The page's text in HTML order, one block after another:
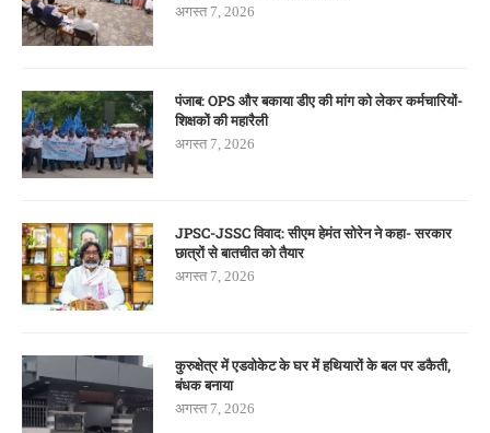
अगस्त 7, 2026
पंजाब: OPS और बकाया डीए की मांग को लेकर कर्मचारियों-
शिक्षकों की महारैली
अगस्त 7, 2026
JPSC-JSSC विवाद: सीएम हेमंत सोरेन ने कहा- सरकार
छात्रों से बातचीत को तैयार
अगस्त 7, 2026
कुरुक्षेत्र में एडवोकेट के घर में हथियारों के बल पर डकैती,
बंधक बनाया
अगस्त 7, 2026